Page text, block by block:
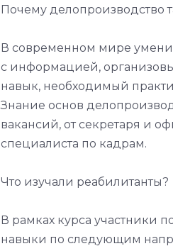
Почему делопроизводство
В современном мире
с информацией,
навык, необходимый
Знание основ
вакансий, от секретаря и
специалиста по кадрам.
Что изучали реабилитанты?
В рамках курса участники
навыки по следующим